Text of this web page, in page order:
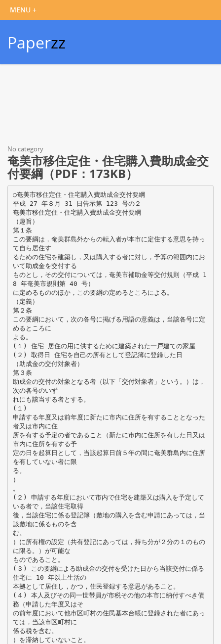
Paperzz
No category
奄美市移住定住・住宅購入費助成金交
付要綱（PDF：173KB）
○奄美市移住定住・住宅購入費助成金交付要綱
平成 27 年８月 31 日告示第 123 号の２
奄美市移住定住・住宅購入費助成金交付要綱
（趣旨）
第１条
この要綱は，奄美群島外からの転入者が本市に定住する意思を持っ
て自ら居住す
るための住宅を建築し，又は購入する者に対し，予算の範囲内にお
いて助成金を交付する
ものとし，その交付については，奄美市補助金等交付規則（平成 1
8 年奄美市規則第 40 号）
に定めるもののほか，この要綱の定めるところによる。
（定義）
第２条
この要綱において，次の各号に掲げる用語の意義は，当該各号に定
めるところに
よる。
(１) 住宅 居住の用に供するために建築された一戸建ての家屋
(２) 取得日 住宅を自己の所有として登記簿に登録した日
（助成金の交付対象者）
第３条
助成金の交付の対象となる者（以下「交付対象者」という。）は，
次の各号のいず
れにも該当する者とする。
(１)
申請する年度又は前年度に新たに市内に住所を有することとなった
者又は市内に住
所を有する予定の者であること（新たに市内に住所を有した日又は
市内に住所を有する予
定の日を起算日として，当該起算日前５年の間に奄美群島内に住所
を有していない者に限
る。
）
。
(２) 申請する年度において市内で住宅を建築又は購入を予定して
いる者で，当該住宅取得
後，当該住宅に係る登記簿（敷地の購入を含む申請にあっては，当
該敷地に係るものを含
む。
）に所有権の設定（共有登記にあっては，持ち分が２分の１のもの
に限る。）が可能な
ものであること。
(３) この要綱による助成金の交付を受けた日から当該交付に係る
住宅に 10 年以上生活の
本拠として居住し，かつ，住民登録する意思があること。
(４) 本人及びその同一世帯員が市税その他の本市に納付すべき債
務（申請した年度又はそ
の前年度において他市区町村の住民基本台帳に登録された者にあっ
ては，当該市区町村に
係る税を含む。
）を滞納していないこと。